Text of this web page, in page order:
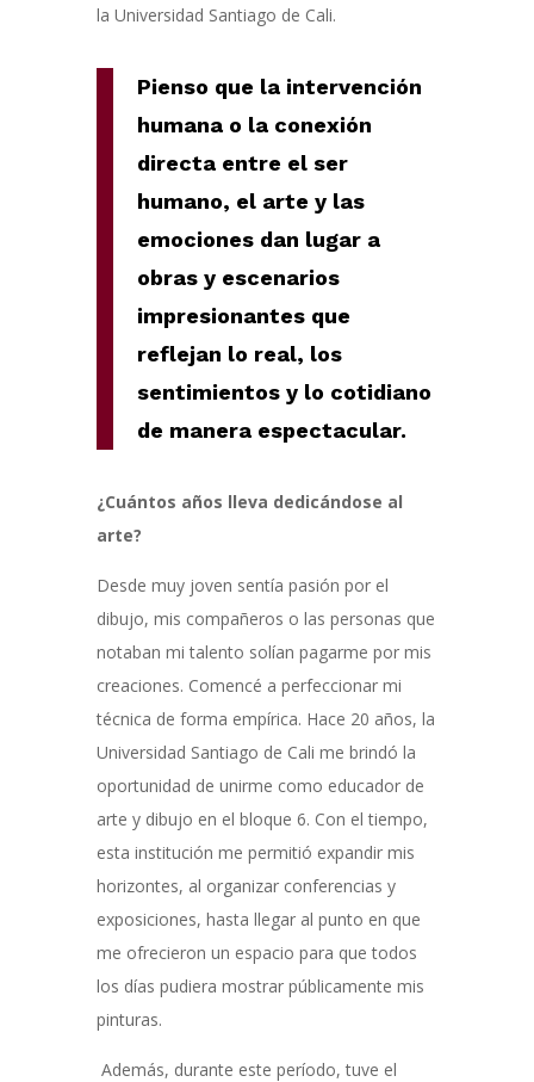
la Universidad Santiago de Cali.
Pienso que la intervención
humana o la conexión
directa entre el ser
humano, el arte y las
emociones dan lugar a
obras y escenarios
impresionantes que
reflejan lo real, los
sentimientos y lo cotidiano
de manera espectacular.
¿Cuántos años lleva dedicándose al
arte?
Desde muy joven sentía pasión por el
dibujo, mis compañeros o las personas que
notaban mi talento solían pagarme por mis
creaciones. Comencé a perfeccionar mi
técnica de forma empírica. Hace 20 años, la
Universidad Santiago de Cali me brindó la
oportunidad de unirme como educador de
arte y dibujo en el bloque 6. Con el tiempo,
esta institución me permitió expandir mis
horizontes, al organizar conferencias y
exposiciones, hasta llegar al punto en que
me ofrecieron un espacio para que todos
los días pudiera mostrar públicamente mis
pinturas.
Además, durante este período, tuve el